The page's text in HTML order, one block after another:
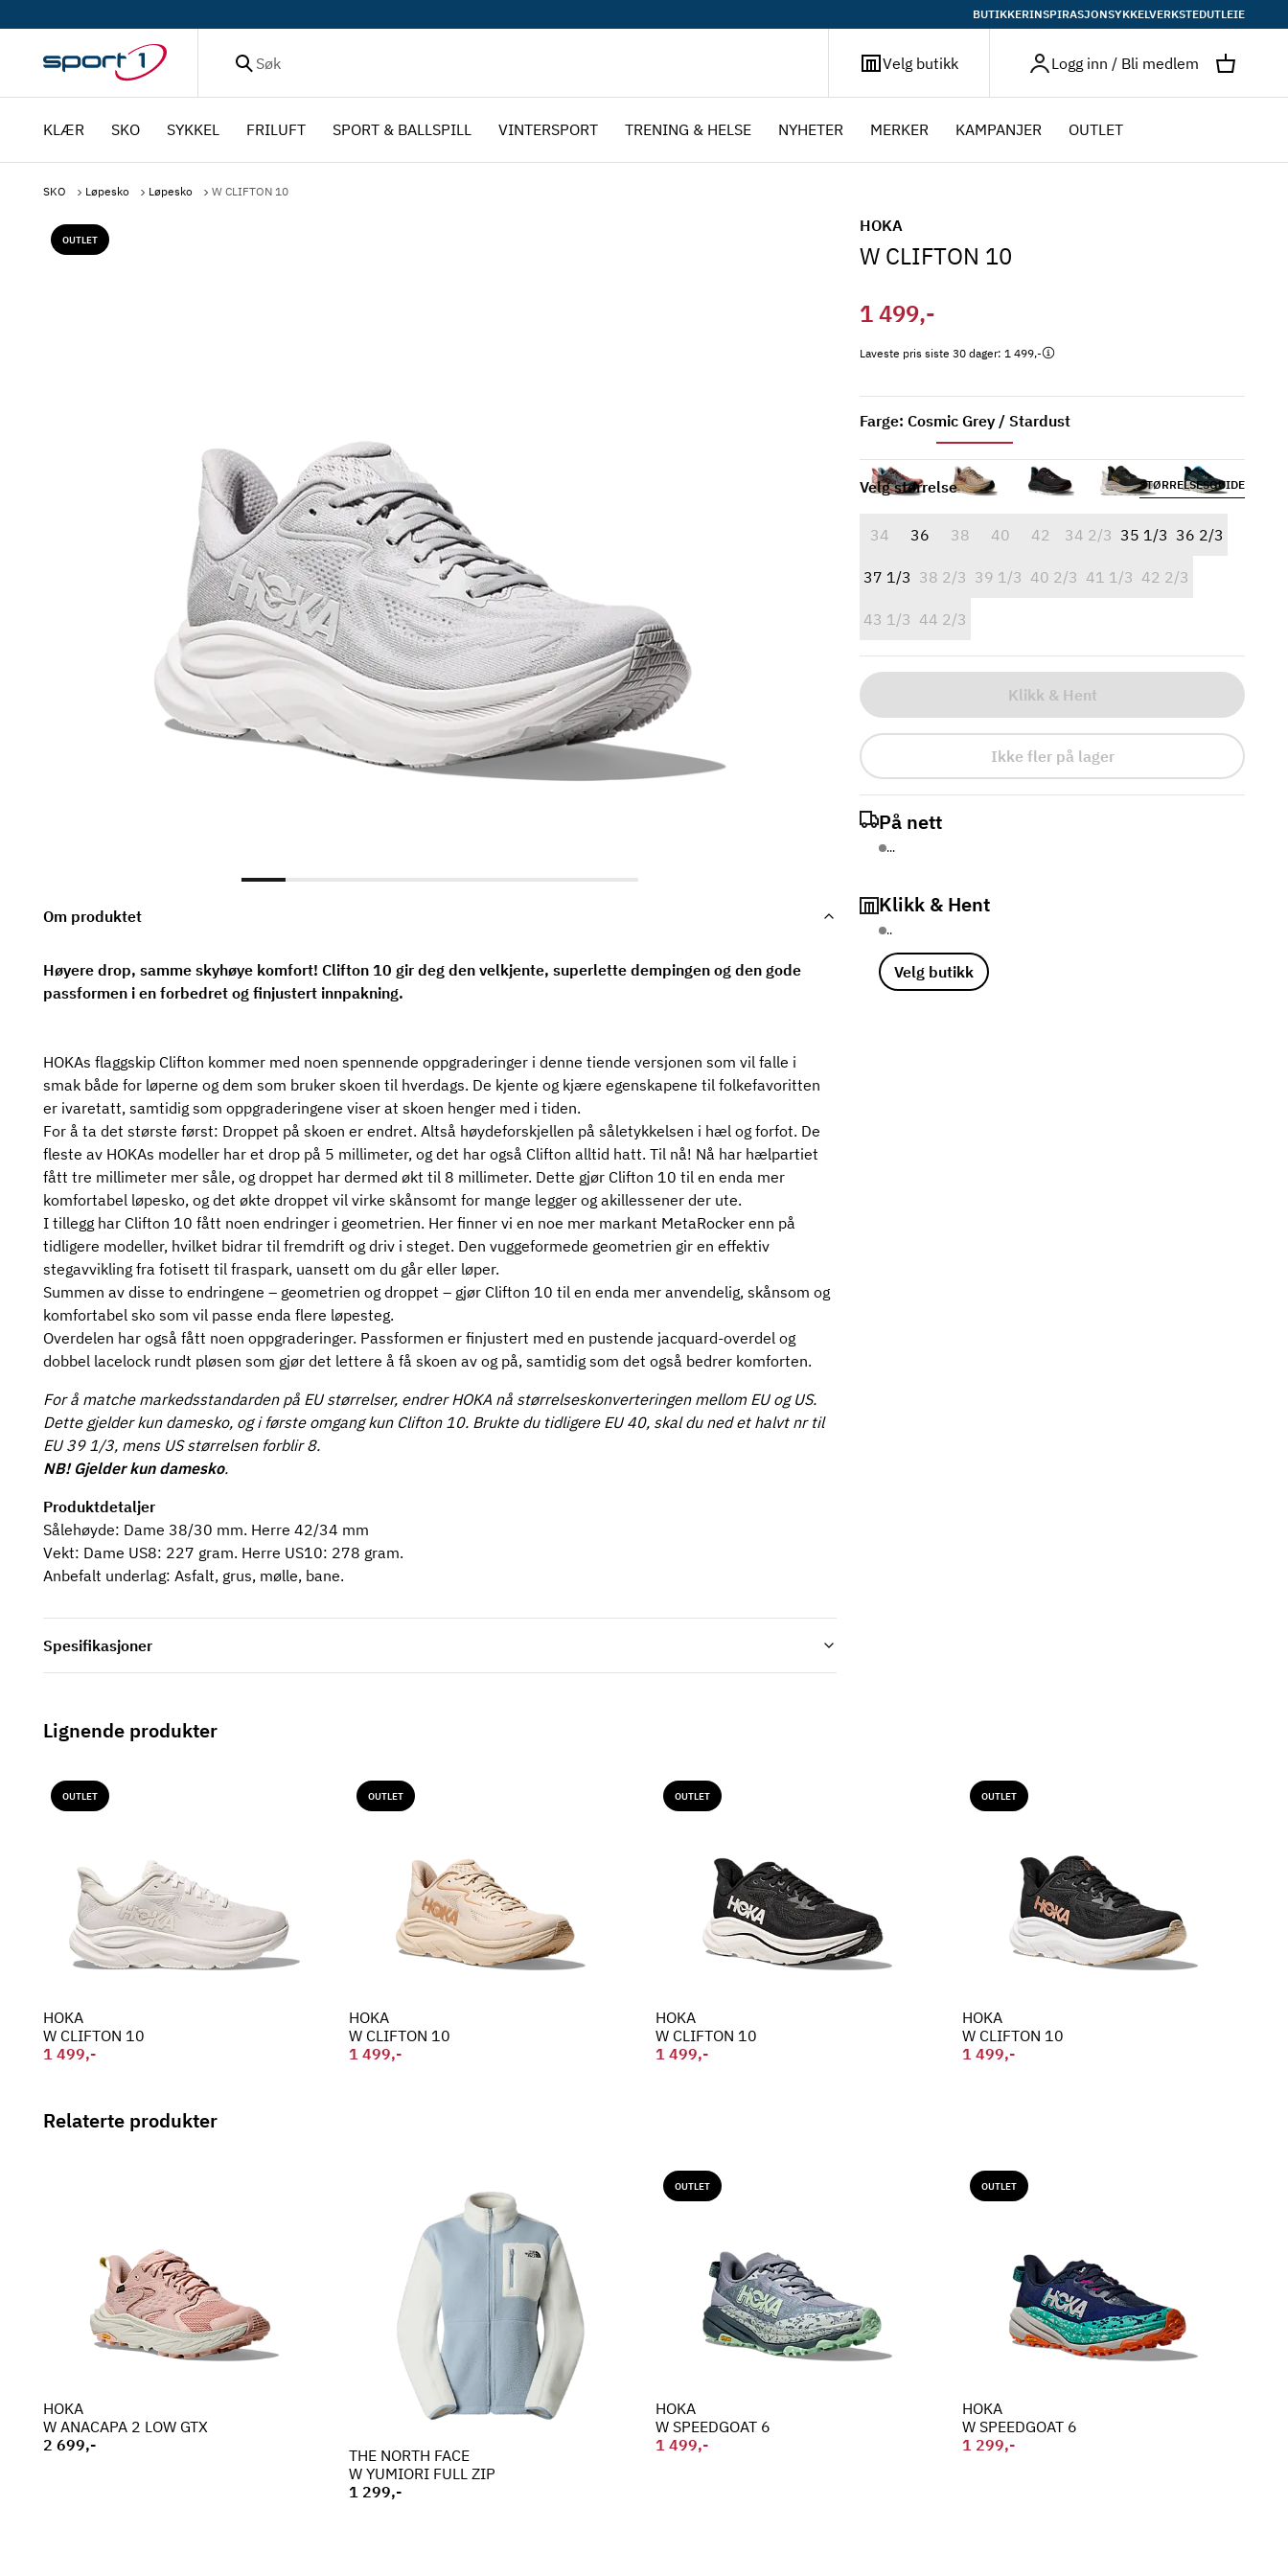
BUTIKKERINSPIRASJONSYKKELVERKSTEDUTLEIE
Søk Velg butikk ProfilLogg inn / Bli medlem
KLÆR SKO SYKKEL FRILUFT SPORT & BALLSPILL VINTERSPORT TRENING & HELSE NYHETER MERKER KAMPANJER OUTLET
SKO Løpesko Løpesko W CLIFTON 10
OUTLET
Om produktet
Høyere drop, samme skyhøye komfort! Clifton 10 gir deg den velkjente, superlette dempingen og den gode
passformen i en forbedret og finjustert innpakning.
HOKAs flaggskip Clifton kommer med noen spennende oppgraderinger i denne tiende versjonen som vil falle i
smak både for løperne og dem som bruker skoen til hverdags. De kjente og kjære egenskapene til folkefavoritten
er ivaretatt, samtidig som oppgraderingene viser at skoen henger med i tiden.
For å ta det største først: Droppet på skoen er endret. Altså høydeforskjellen på såletykkelsen i hæl og forfot. De
fleste av HOKAs modeller har et drop på 5 millimeter, og det har også Clifton alltid hatt. Til nå! Nå har hælpartiet
fått tre millimeter mer såle, og droppet har dermed økt til 8 millimeter. Dette gjør Clifton 10 til en enda mer
komfortabel løpesko, og det økte droppet vil virke skånsomt for mange legger og akillessener der ute.
I tillegg har Clifton 10 fått noen endringer i geometrien. Her finner vi en noe mer markant MetaRocker enn på
tidligere modeller, hvilket bidrar til fremdrift og driv i steget. Den vuggeformede geometrien gir en effektiv
stegavvikling fra fotisett til fraspark, uansett om du går eller løper.
Summen av disse to endringene – geometrien og droppet – gjør Clifton 10 til en enda mer anvendelig, skånsom og
komfortabel sko som vil passe enda flere løpesteg.
Overdelen har også fått noen oppgraderinger. Passformen er finjustert med en pustende jacquard-overdel og
dobbel lacelock rundt pløsen som gjør det lettere å få skoen av og på, samtidig som det også bedrer komforten.
For å matche markedsstandarden på EU størrelser, endrer HOKA nå størrelseskonverteringen mellom EU og US.
Dette gjelder kun damesko, og i første omgang kun Clifton 10. Brukte du tidligere EU 40, skal du ned et halvt nr til
EU 39 1/3, mens US størrelsen forblir 8.
NB! Gjelder kun damesko.
Produktdetaljer
Sålehøyde: Dame 38/30 mm. Herre 42/34 mm
Vekt: Dame US8: 227 gram. Herre US10: 278 gram.
Anbefalt underlag: Asfalt, grus, mølle, bane.
Spesifikasjoner
HOKA
W CLIFTON 10
1 499,-
Laveste pris siste 30 dager:1 499,-
Farge: Cosmic Grey / Stardust
Velg størrelse STØRRELSESGUIDE
34 36 38 40 42 34 2/3 35 1/3 36 2/3
37 1/3 38 2/3 39 1/3 40 2/3 41 1/3 42 2/3
43 1/3 44 2/3
Klikk & Hent
Ikke fler på lager
På nett
...
Klikk & Hent
..
Velg butikk
Lignende produkter
OUTLET
HOKA
W CLIFTON 10
1 499,-
OUTLET
HOKA
W CLIFTON 10
1 499,-
OUTLET
HOKA
W CLIFTON 10
1 499,-
OUTLET
HOKA
W CLIFTON 10
1 499,-
Relaterte produkter
HOKA
W ANACAPA 2 LOW GTX
2 699,-
THE NORTH FACE
W YUMIORI FULL ZIP
1 299,-
OUTLET
HOKA
W SPEEDGOAT 6
1 499,-
OUTLET
HOKA
W SPEEDGOAT 6
1 299,-